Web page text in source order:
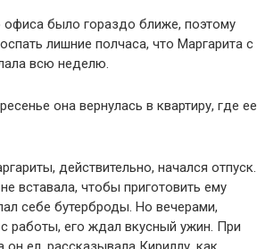
офиса было гораздо ближе, поэтому
лишние полчаса, что Маргарита с
всю неделю.
она вернулась в квартиру, где ее
действительно, начался отпуск.
вставала, чтобы приготовить ему
себе бутерброды. Но вечерами,
работы, его ждал вкусный ужин. При